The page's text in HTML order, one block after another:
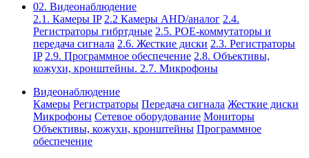
02. Видеонаблюдение
2.1. Камеры IP 2.2 Камеры AHD/аналог 2.4.
Регистраторы гибртдные 2.5. РОЕ-коммутаторы и
передача сигнала 2.6. Жесткие диски 2.3. Регистраторы
IP 2.9. Программное обеспечение 2.8. Объективы,
кожухи, кронштейны. 2.7. Микрофоны
Видеонаблюдение
Камеры Регистраторы Передача сигнала Жесткие диски
Микрофоны Сетевое оборудование Мониторы
Объективы, кожухи, кронштейны Программное
обеспечение